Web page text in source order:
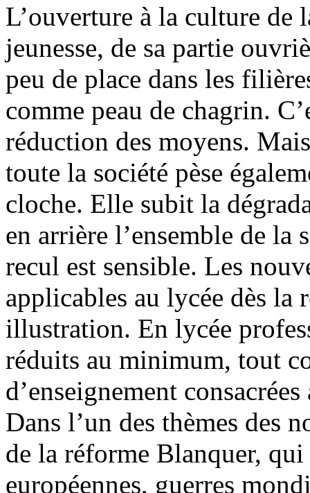
L’ouverture à la culture de
jeunesse, de sa partie
peu de place dans les
comme peau de chagrin.
réduction des moyens.
toute la société pèse
cloche. Elle subit la
en arrière l’ensemble de la
recul est sensible. Les
applicables au lycée dès la
illustration. En lycée
réduits au minimum, tout
d’enseignement
Dans l’un des thèmes des
de la réforme Blanquer,
européennes, guerres